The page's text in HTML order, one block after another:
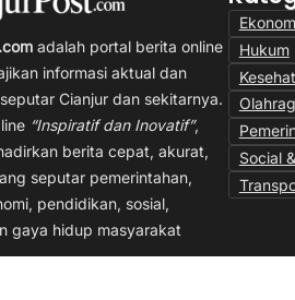
adalah portal berita online
informasi aktual dan
Cianjur dan sekitarnya.
“Inspiratif dan Inovatif”,
berita cepat, akurat,
seputar pemerintahan,
pendidikan, sosial,
gaya hidup masyarakat
Hukum
Social